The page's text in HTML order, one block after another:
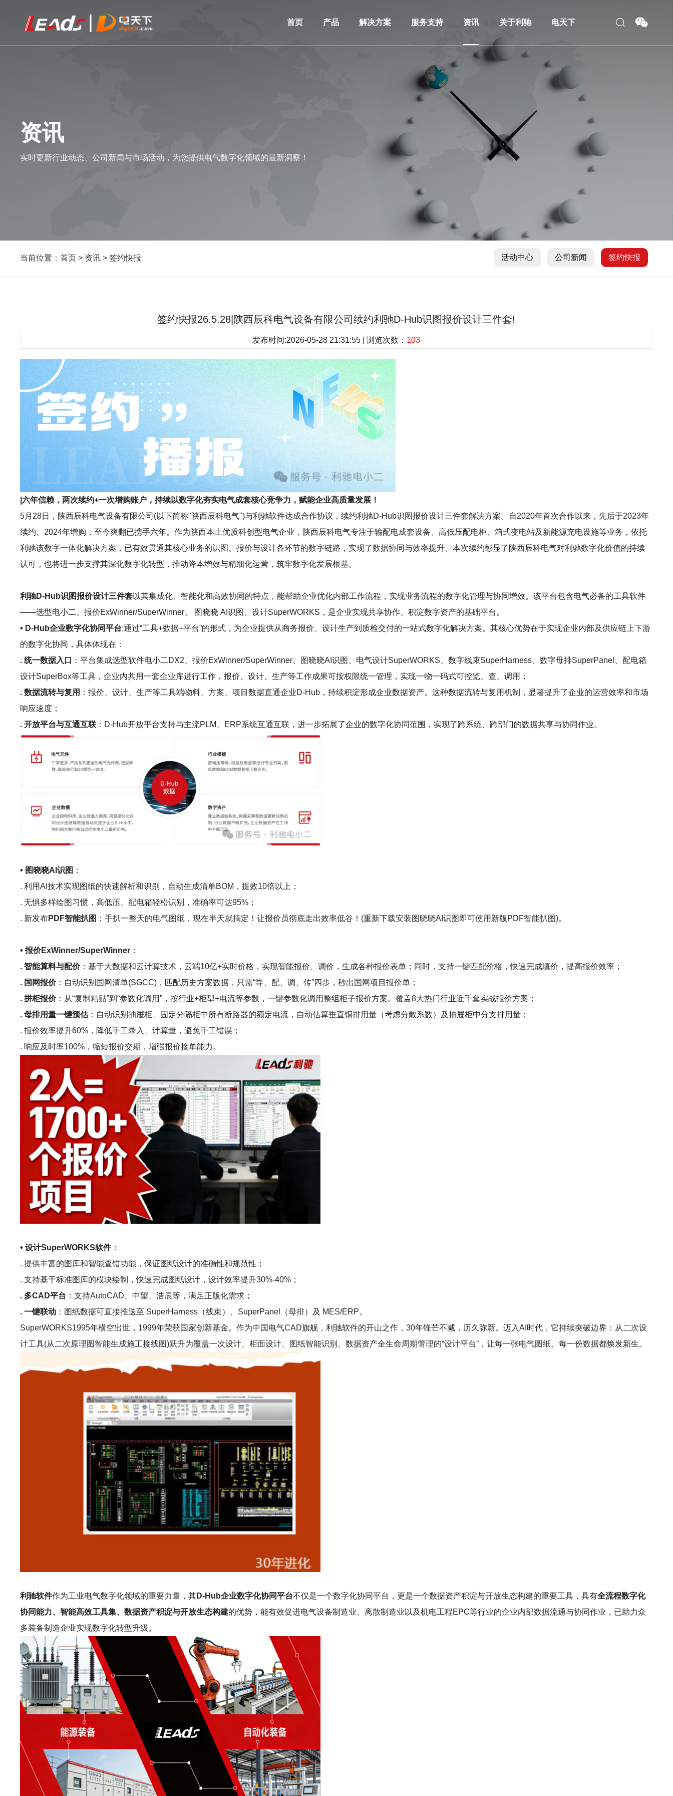
首页 产品 解决方案 服务支持 资讯 关于利驰 电天下
资讯
实时更新行业动态、公司新闻与市场活动，为您提供电气数字化领域的最新洞察！
当前位置：首页 > 资讯 >签约快报 活动中心 公司新闻 签约快报
签约快报26.5.28|陕西辰科电气设备有限公司续约利驰D-Hub识图报价设计三件套!
发布时间:2026-05-28 21:31:55 | 浏览次数： 103
|六年信赖，两次续约+一次增购账户，持续以数字化夯实电气成套核心竞争力，赋能企业高质量发展！
5月28日，陕西辰科电气设备有限公司(以下简称"陕西辰科电气")与利驰软件达成合作协议，续约利驰D-Hub识图报价设计三件套解决方案。自2020年首次合作以来，先后于2023年
续约、2024年增购，至今爽翻已携手六年。作为陕西本土优质科创型电气企业，陕西辰科电气专注于输配电成套设备、高低压配电柜、箱式变电站及新能源充电设施等业务，依托
利驰该数字一体化解决方案，已有效贯通其核心业务的识图、报价与设计各环节的数字链路，实现了数据协同与效率提升。本次续约彰显了陕西辰科电气对利驰数字化价值的持续
认可，也将进一步支撑其深化数字化转型，推动降本增效与精细化运营，筑牢数字化发展根基。
利驰D-Hub识图报价设计三件套以其集成化、智能化和高效协同的特点，能帮助企业优化内部工作流程，实现业务流程的数字化管理与协同增效。该平台包含电气必备的工具软件
——选型电小二、报价ExWinner/SuperWinner、 图晓晓 AI识图、设计SuperWORKS，是企业实现共享协作、积淀数字资产的基础平台。
• D-Hub企业数字化协同平台:通过“工具+数据+平台”的形式，为企业提供从商务报价、设计生产到质检交付的一站式数字化解决方案。其核心优势在于实现企业内部及供应链上下游
的数字化协同，具体体现在：
. 统一数据入口
：平台集成选型软件电小二DX2、报价ExWinner/SuperWinner、图晓晓AI识图、电气设计SuperWORKS、数字线束SuperHarness、数字母排SuperPanel、配电箱
设计SuperBox等工具，企业内共用一套企业库进行工作，报价、设计、生产等工作成果可按权限统一管理，实现一物一码式可控览、查、调用；
. 数据流转与复用 ：报价、设计、生产等工具端物料、方案、项目数据直通企业D-Hub，持续积淀形成企业数据资产。这种数据流转与复用机制，显著提升了企业的运营效率和市场
响应速度；
. 开放平台与互通互联 ：D-Hub开放平台支持与主流PLM、ERP系统互通互联，进一步拓展了企业的数字化协同范围，实现了跨系统、跨部门的数据共享与协同作业。
• 图晓晓AI识图 ：
. 利用AI技术实现图纸的快速解析和识别，自动生成清单BOM，提效10倍以上；
. 无惧多样绘图习惯，高低压、配电箱轻松识别，准确率可达95%；
. 新发布PDF智能扒图 ：手扒一整天的电气图纸，现在半天就搞定！让报价员彻底走出效率低谷！(重新下载安装图晓晓AI识图即可使用新版PDF智能扒图)。
• 报价ExWinner/SuperWinner ：
. 智能算料与配价：基于大数据和云计算技术，云端10亿+实时价格，实现智能报价、调价，生成各种报价表单；同时，支持一键匹配价格，快速完成填价，提高报价效率；
. 国网报价：自动识别国网清单(SGCC)，匹配历史方案数据，只需“导、配、调、传”四步，秒出国网项目报价单；
. 拼柜报价：从“复制粘贴”到“参数化调用”，按行业+柜型+电流等参数，一键参数化调用整组柜子报价方案。覆盖8大热门行业近千套实战报价方案；
. 母排用量一键预估：自动识别抽屉柜、固定分隔柜中所有断路器的额定电流，自动估算垂直铜排用量（考虑分散系数）及抽屉柜中分支排用量；
. 报价效率提升60%，降低手工录入、计算量，避免手工错误；
. 响应及时率100%，缩短报价交期，增强报价接单能力。
• 设计SuperWORKS软件：
. 提供丰富的图库和智能查错功能，保证图纸设计的准确性和规范性；
. 支持基于标准图库的模块绘制，快速完成图纸设计，设计效率提升30%-40%；
. 多CAD平台 ：支持AutoCAD、中望、浩辰等，满足正版化需求；
. 一键联动 ：图纸数据可直接推送至 SuperHarness（线束）、SuperPanel（母排）及 MES/ERP。
SuperWORKS1995年横空出世，1999年荣获国家创新基金。作为中国电气CAD旗舰，利驰软件的开山之作，30年锋芒不减，历久弥新。迈入AI时代，它持续突破边界：从二次设
计工具(从二次原理图智能生成施工接线图)跃升为覆盖一次设计、柜面设计、图纸智能识别、数据资产全生命周期管理的“设计平台”，让每一张电气图纸、每一份数据都焕发新生。
利驰软件作为工业电气数字化领域的重要力量，其D-Hub企业数字化协同平台不仅是一个数字化协同平台，更是一个数据资产积淀与开放生态构建的重要工具，具有全流程数字化
协同能力、智能高效工具集、数据资产积淀与开放生态构建的优势，能有效促进电气设备制造业、离散制造业以及机电工程EPC等行业的企业内部数据流通与协同作业，已助力众
多装备制造企业实现数字化转型升级。